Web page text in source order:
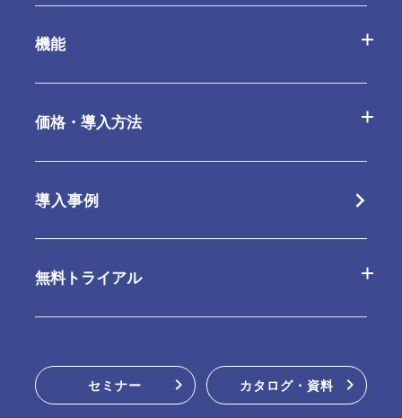
desknetʼs NEOの特長
クラウド版の特長
機能
基本機能一覧
連携ツール
価格・導入方法
クラウド版
販売パートナー
導入事例
無料トライアル
セミナー カタログ・資料